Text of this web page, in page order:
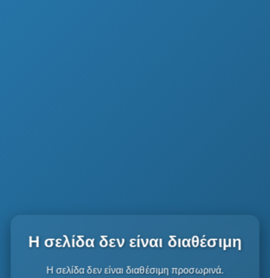
Η σελίδα δεν είναι διαθέσιμη
Η σελίδα δεν είναι διαθέσιμη προσωρινά.